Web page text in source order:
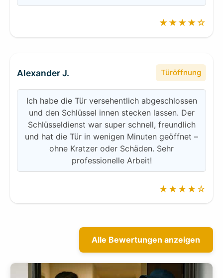
★★★★☆
Alexander J. Türöffnung
Ich habe die Tür versehentlich abgeschlossen
und den Schlüssel innen stecken lassen. Der
Schlüsseldienst war super schnell, freundlich
und hat die Tür in wenigen Minuten geöffnet –
ohne Kratzer oder Schäden. Sehr
professionelle Arbeit!
★★★★☆
Alle Bewertungen anzeigen